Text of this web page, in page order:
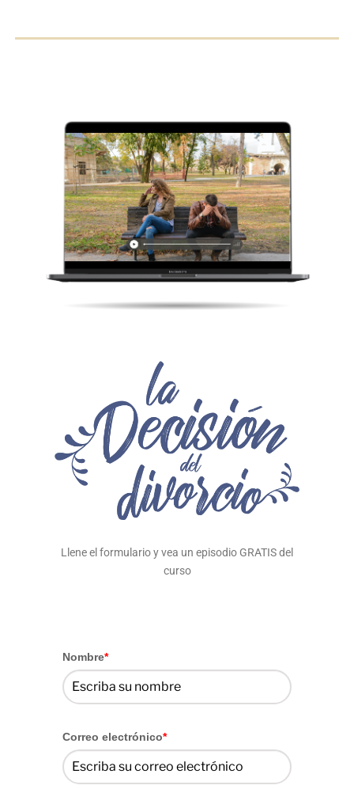
Llene el formulario y vea un episodio GRATIS del
curso
Nombre*
Correo electrónico*